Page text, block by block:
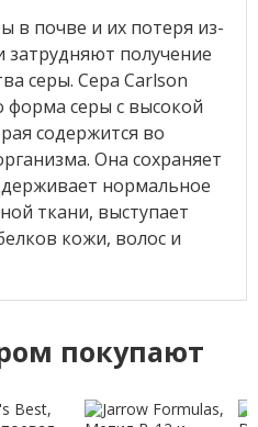
в почве и их потеря из-
получение
серы. Сера Carlson
форма серы с высокой
содержится во
Она сохраняет
нормальное
ткани, выступает
кожи, волос и
покупают